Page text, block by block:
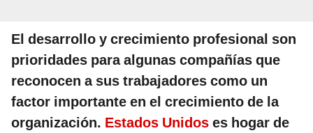
El desarrollo y crecimiento profesional son
prioridades para algunas compañías que
reconocen a sus trabajadores como un
factor importante en el crecimiento de la
organización. Estados Unidos es hogar de